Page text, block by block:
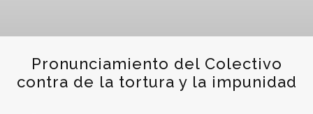
Pronunciamiento del Colectivo
contra de la tortura y la impunidad